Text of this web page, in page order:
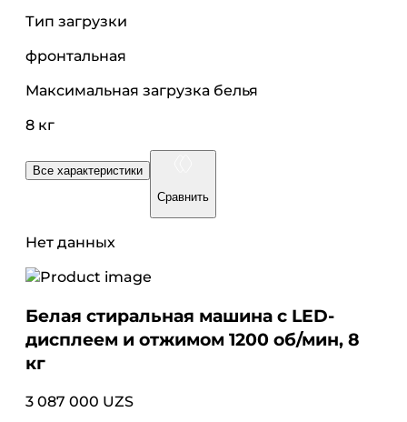
Тип загрузки
фронтальная
Максимальная загрузка белья
8 кг
Все характеристики
Сравнить
Нет данных
Белая стиральная машина с LED-
дисплеем и отжимом 1200 об/мин, 8
кг
3 087 000 UZS